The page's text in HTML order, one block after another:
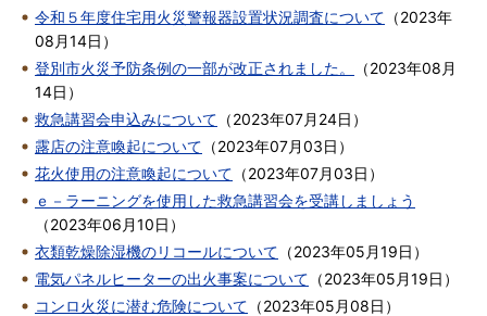
令和５年度住宅用火災警報器設置状況調査について （2023年
08月14日 ）
登別市火災予防条例の一部が改正されました。
（2023年08月
14日 ）
救急講習会申込みについて （2023年07月24日 ）
露店の注意喚起について （2023年07月03日 ）
花火使用の注意喚起について （2023年07月03日 ）
ｅ－ラーニングを使用した救急講習会を受講しましょう
（2023年06月10日 ）
衣類乾燥除湿機のリコールについて （2023年05月19日 ）
電気パネルヒーターの出火事案について （2023年05月19日 ）
コンロ火災に潜む危険について （2023年05月08日 ）